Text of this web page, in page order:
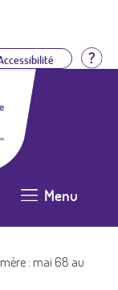
Menu
: mai 68 au